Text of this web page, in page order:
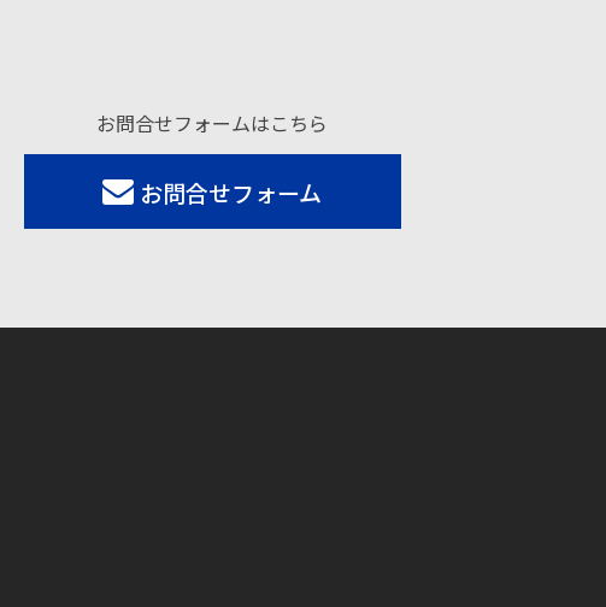
お問合せフォームはこちら
お問合せフォーム